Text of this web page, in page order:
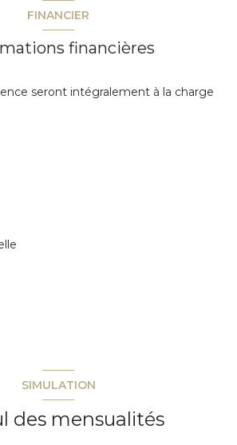
FINANCIER
financières
seront intégralement à la charge
SIMULATION
des mensualités